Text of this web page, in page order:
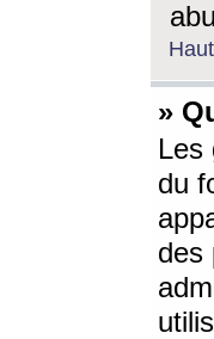
Haut
»
Les
du
des